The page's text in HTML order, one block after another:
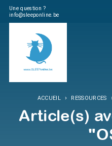
Une question ?
info@sleeponline.be
ACCUEIL › RESSOURCES
Article(s)